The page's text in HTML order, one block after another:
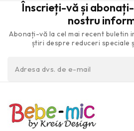
Înscrieți-vă și
nostru
Abonați-vă la cel mai recent buletin
știri despre reduceri speciale